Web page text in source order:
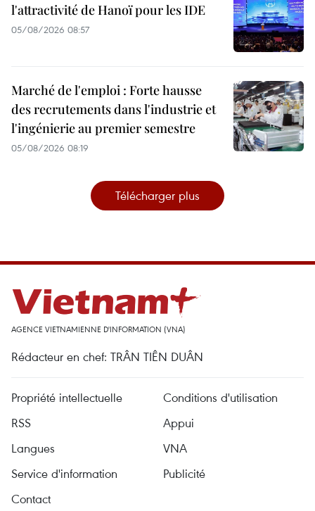
l'attractivité de Hanoï pour les IDE
05/08/2026 08:57
Marché de l'emploi : Forte hausse
des recrutements dans l'industrie et
l'ingénierie au premier semestre
05/08/2026 08:19
Télécharger plus
AGENCE VIETNAMIENNE D'INFORMATION (VNA)
Rédacteur en chef: TRÂN TIÊN DUÂN
Propriété intellectuelle
Conditions d'utilisation
RSS
Appui
Langues
VNA
Service d'information
Publicité
Contact